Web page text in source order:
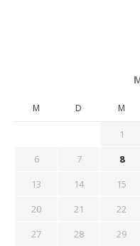
M D M
1
6
7 8
13
14 15
20
21 22
27
28 29